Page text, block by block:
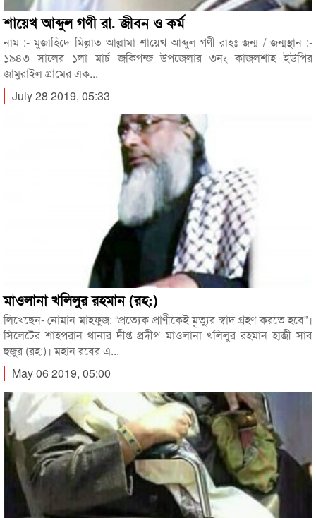
শায়েখ আব্দুল গণী রা. জীবন ও কর্ম
নাম :- মুজাহিদে মিল্লাত আল্লামা শায়েখ আব্দুল গণী রাহঃ জন্ম / জন্মস্থান :-
১৯৪৩ সালের ১লা মার্চ জকিগন্জ উপজেলার ৩নং কাজলশাহ ইউপির
জামুরাইল গ্রামের এক...
July 28 2019, 05:33
মাওলানা খলিলুর রহমান (রহ:)
লিখেছেন- নোমান মাহফুজ: “প্রত্যেক প্রাণীকেই মৃত্যুর স্বাদ গ্রহণ করতে হবে”।
সিলেটের শাহপরান থানার দীপ্ত প্রদীপ মাওলানা খলিলুর রহমান হাজী সাব
হুজুর (রহ:)। মহান রবের এ...
May 06 2019, 05:00